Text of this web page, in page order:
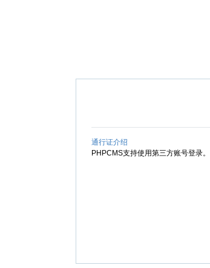
通行证介绍
PHPCMS支持使用第三方账号登录。